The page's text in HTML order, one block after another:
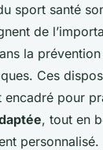
sport santé
de
la
Ces
encadré pour
, tout en
personnalisé.